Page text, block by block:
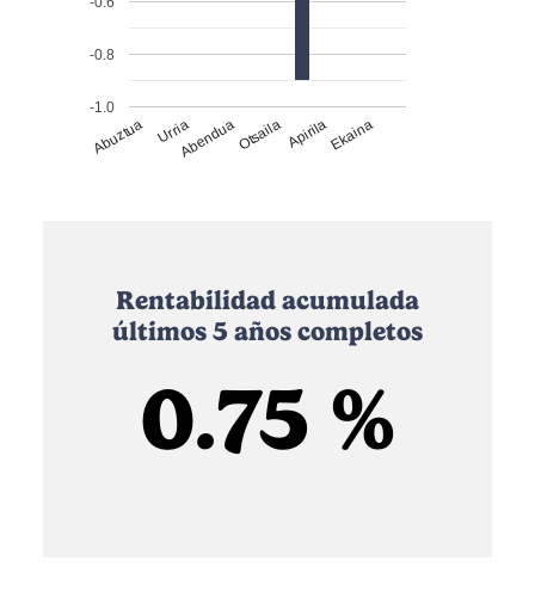
Abuztua UrriaAbenduaOtsaila ApirilaEkaina
-1.0
-0.8
Rentabilidad acumulada
últimos 5 años completos
0.75 %